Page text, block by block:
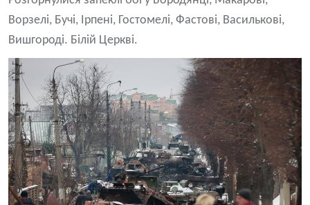
Ворзелі, Бучі, Ірпені, Гостомелі, Фастові, Василькові,
Вишгороді. Білій Церкві.